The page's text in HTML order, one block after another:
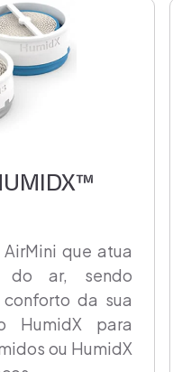
que atua
do ar, sendo
da sua
HumidX para
ou HumidX